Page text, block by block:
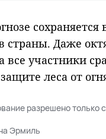
страны. Даже
все участники
леса от
разрешено только
Эрмиль